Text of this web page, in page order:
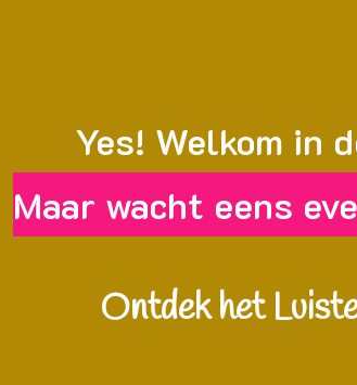
Yes! Welkom in
Maar wacht eens
Ontdek het